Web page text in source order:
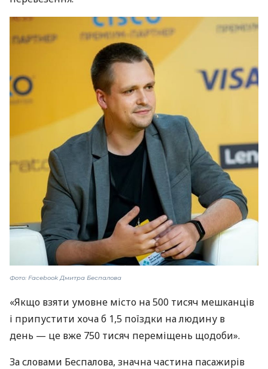
Фото: Facebook Дмитра Беспалова
«Якщо взяти умовне місто на 500 тисяч мешканців
і припустити хоча б 1,5 поїздки на людину в
день — це вже 750 тисяч переміщень щодоби».
За словами Беспалова, значна частина пасажирів